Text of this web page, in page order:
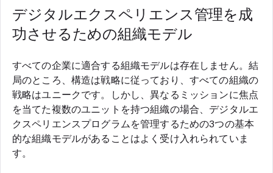
デジタルエクスペリエンス管理を成
功させるための組織モデル
すべての企業に適合する組織モデルは存在しません。結
局のところ、構造は戦略に従っており、すべての組織の
戦略はユニークです。しかし、異なるミッションに焦点
を当てた複数のユニットを持つ組織の場合、デジタルエ
クスペリエンスプログラムを管理するための3つの基本
的な組織モデルがあることはよく受け入れられていま
す。